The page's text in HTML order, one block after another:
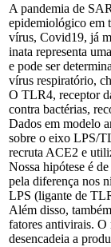
A pandemia de
epidemiológico em
vírus, Covid19, já
inata representa
e pode ser
vírus respiratório,
O TLR4, receptor
contra bactérias,
Dados em modelo
sobre o eixo LPS/
recruta ACE2 e
Nossa hipótese é
pela diferença nos
LPS (ligante de
Além disso,
fatores antivirais.
desencadeia a